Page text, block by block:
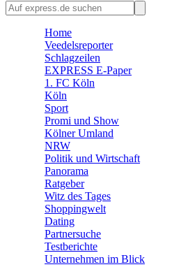
⭐ Promi
🛒 Shoppingwelt
Home
Veedelsreporter
Schlagzeilen
EXPRESS E-Paper
1. FC Köln
Köln
Sport
Promi und Show
Kölner Umland
NRW
Politik und Wirtschaft
Panorama
Ratgeber
Witz des Tages
Shoppingwelt
Dating
Partnersuche
Testberichte
Unternehmen im Blick